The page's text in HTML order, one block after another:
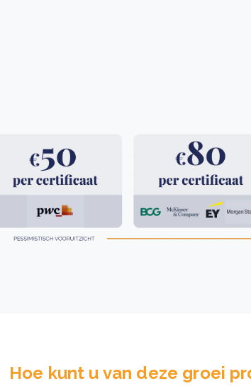
Hoe kunt u van deze groei